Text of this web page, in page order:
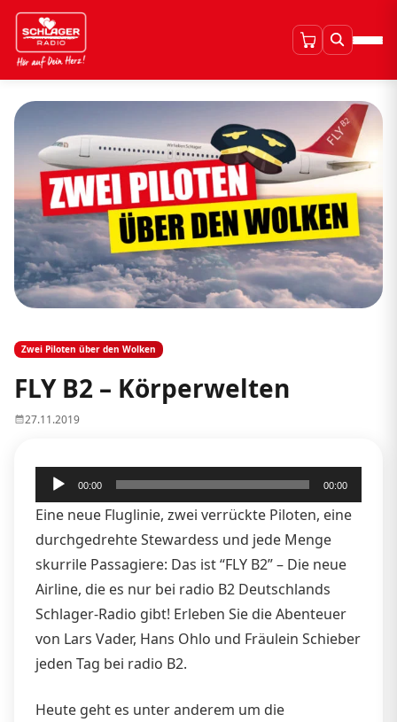
Zwei Piloten über den Wolken
FLY B2 – Körperwelten
27.11.2019
Audio-
Player
00:00 00:00
Eine neue Fluglinie, zwei verrückte Piloten, eine
durchgedrehte Stewardess und jede Menge
skurrile Passagiere: Das ist “FLY B2” – Die neue
Airline, die es nur bei radio B2 Deutschlands
Schlager-Radio gibt! Erleben Sie die Abenteuer
von Lars Vader, Hans Ohlo und Fräulein Schieber
jeden Tag bei radio B2.
Heute geht es unter anderem um die